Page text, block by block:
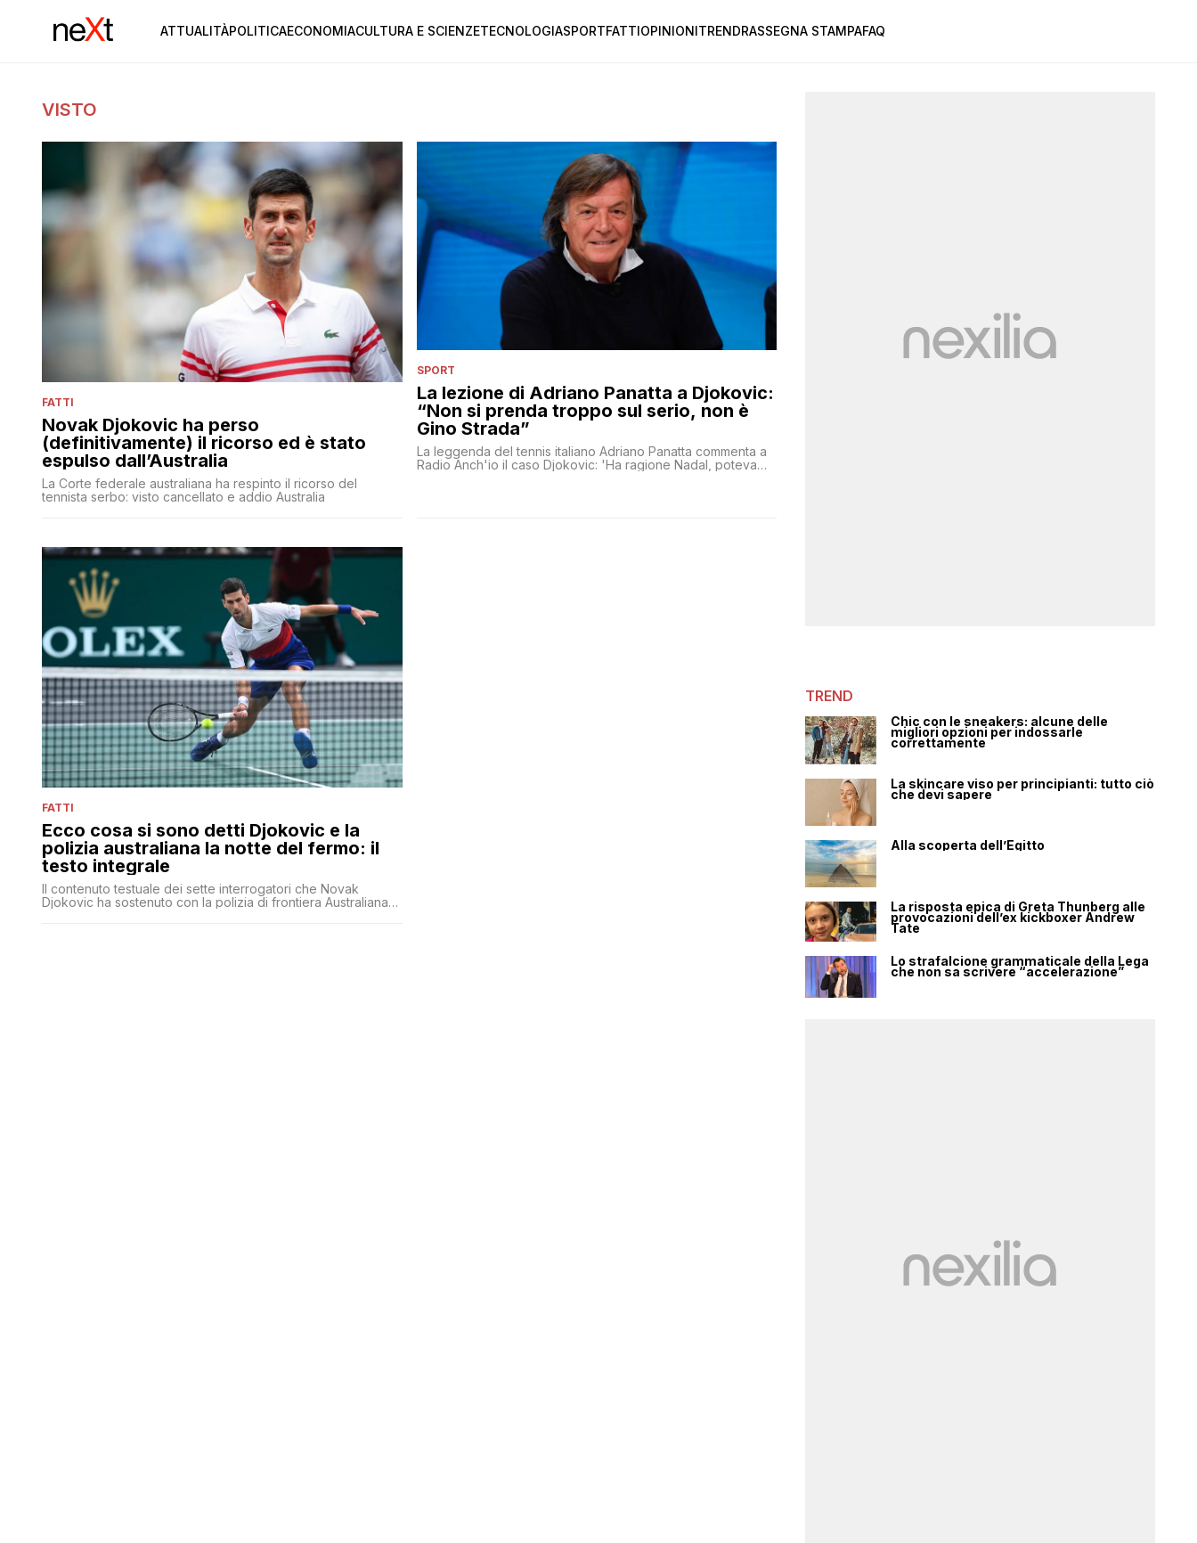
ATTUALITÀPOLITICAECONOMIACULTURA E SCIENZETECNOLOGIASPORTFATTIOPINIONITRENDRASSEGNA STAMPAFAQ
VISTO
FATTI
Novak Djokovic ha perso
(definitivamente) il ricorso ed è stato
espulso dall’Australia
La Corte federale australiana ha respinto il ricorso del
tennista serbo: visto cancellato e addio Australia
SPORT
La lezione di Adriano Panatta a Djokovic:
“Non si prenda troppo sul serio, non è
Gino Strada”
La leggenda del tennis italiano Adriano Panatta commenta a
Radio Anch'io il caso Djokovic: 'Ha ragione Nadal, poteva
FATTI
Ecco cosa si sono detti Djokovic e la
polizia australiana la notte del fermo: il
testo integrale
Il contenuto testuale dei sette interrogatori che Novak
Djokovic ha sostenuto con la polizia di frontiera Australiana
TREND
Chic con le sneakers: alcune delle
migliori opzioni per indossarle
correttamente
La skincare viso per principianti: tutto ciò
che devi sapere
Alla scoperta dell’Egitto
La risposta epica di Greta Thunberg alle
provocazioni dell’ex kickboxer Andrew
Tate
Lo strafalcione grammaticale della Lega
che non sa scrivere “accelerazione”